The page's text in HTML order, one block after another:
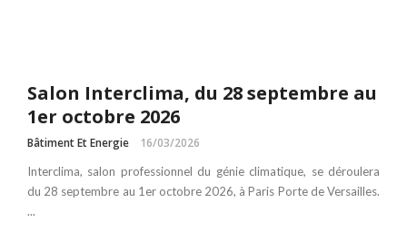
Salon Interclima, du 28 septembre au
1er octobre 2026
Bâtiment Et Energie 16/03/2026
Interclima, salon professionnel du génie climatique, se déroulera
du 28 septembre au 1er octobre 2026, à Paris Porte de Versailles.
...